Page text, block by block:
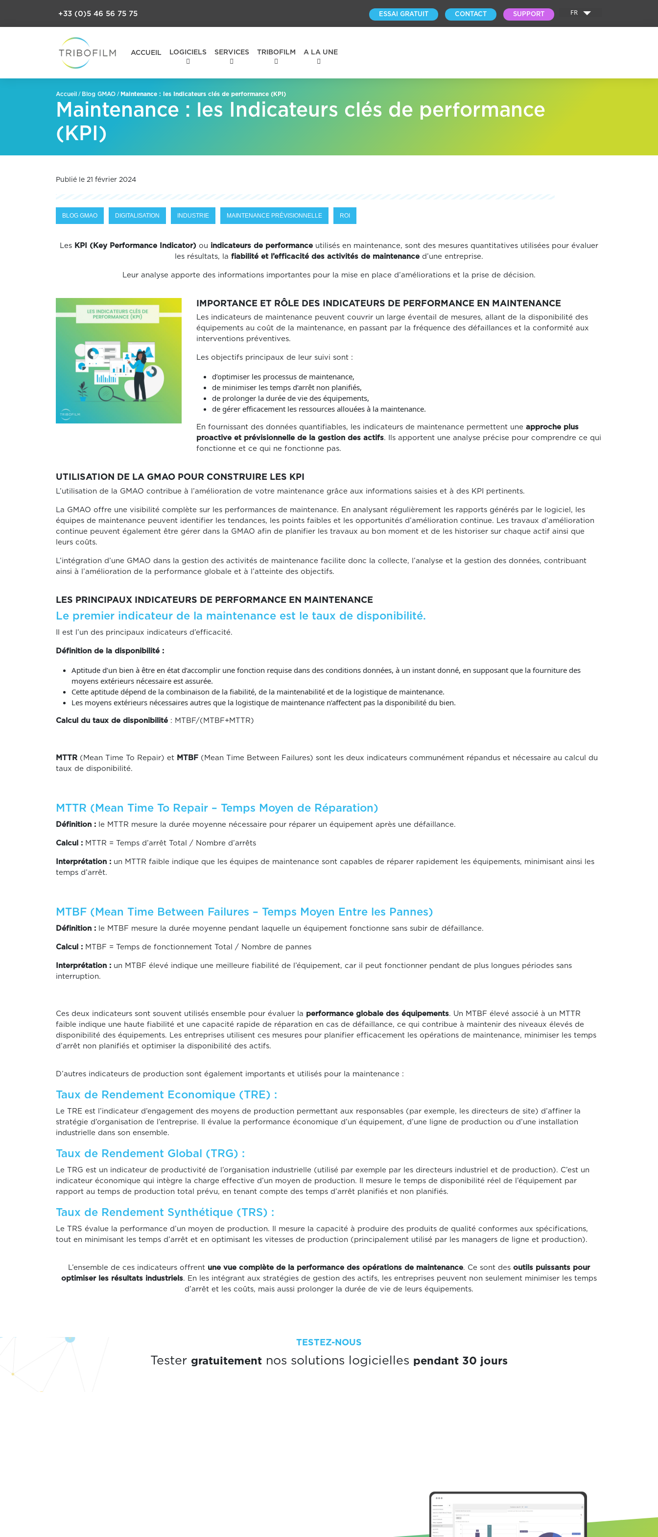
+33 (0)5 46 56 75 75 ESSAI GRATUIT CONTACT SUPPORT FR
ACCUEIL LOGICIELS SERVICES TRIBOFILM A LA UNE
Accueil / Blog GMAO / Maintenance : les Indicateurs clés de performance (KPI)
Maintenance : les Indicateurs clés de performance
(KPI)
Publié le 21 février 2024
BLOG GMAO DIGITALISATION INDUSTRIE MAINTENANCE PRÉVISIONNELLE ROI
Les KPI (Key Performance Indicator) ou indicateurs de performance utilisés en maintenance, sont des mesures quantitatives utilisées pour évaluer
les résultats, la fiabilité et l’efficacité des activités de maintenance d’une entreprise.
Leur analyse apporte des informations importantes pour la mise en place d’améliorations et la prise de décision.
IMPORTANCE ET RÔLE DES INDICATEURS DE PERFORMANCE EN MAINTENANCE
Les indicateurs de maintenance peuvent couvrir un large éventail de mesures, allant de la disponibilité des
équipements au coût de la maintenance, en passant par la fréquence des défaillances et la conformité aux
interventions préventives.
Les objectifs principaux de leur suivi sont :
d’optimiser les processus de maintenance,
de minimiser les temps d’arrêt non planifiés,
de prolonger la durée de vie des équipements,
de gérer efficacement les ressources allouées à la maintenance.
En fournissant des données quantifiables, les indicateurs de maintenance permettent une approche plus
proactive et prévisionnelle de la gestion des actifs. Ils apportent une analyse précise pour comprendre ce qui
fonctionne et ce qui ne fonctionne pas.
UTILISATION DE LA GMAO POUR CONSTRUIRE LES KPI
L’utilisation de la GMAO contribue à l’amélioration de votre maintenance grâce aux informations saisies et à des KPI pertinents.
La GMAO offre une visibilité complète sur les performances de maintenance. En analysant régulièrement les rapports générés par le logiciel, les
équipes de maintenance peuvent identifier les tendances, les points faibles et les opportunités d’amélioration continue. Les travaux d’amélioration
continue peuvent également être gérer dans la GMAO afin de planifier les travaux au bon moment et de les historiser sur chaque actif ainsi que
leurs coûts.
L’intégration d’une GMAO dans la gestion des activités de maintenance facilite donc la collecte, l’analyse et la gestion des données, contribuant
ainsi à l’amélioration de la performance globale et à l’atteinte des objectifs.
LES PRINCIPAUX INDICATEURS DE PERFORMANCE EN MAINTENANCE
Le premier indicateur de la maintenance est le taux de disponibilité.
Il est l’un des principaux indicateurs d’efficacité.
Définition de la disponibilité :
Aptitude d’un bien à être en état d’accomplir une fonction requise dans des conditions données, à un instant donné, en supposant que la fourniture des
moyens extérieurs nécessaire est assurée.
Cette aptitude dépend de la combinaison de la fiabilité, de la maintenabilité et de la logistique de maintenance.
Les moyens extérieurs nécessaires autres que la logistique de maintenance n’affectent pas la disponibilité du bien.
Calcul du taux de disponibilité : MTBF/(MTBF+MTTR)
MTTR (Mean Time To Repair) et MTBF (Mean Time Between Failures) sont les deux indicateurs communément répandus et nécessaire au calcul du
taux de disponibilité.
MTTR (Mean Time To Repair – Temps Moyen de Réparation)
Définition : le MTTR mesure la durée moyenne nécessaire pour réparer un équipement après une défaillance.
Calcul : MTTR = Temps d’arrêt Total / Nombre d’arrêts
Interprétation : un MTTR faible indique que les équipes de maintenance sont capables de réparer rapidement les équipements, minimisant ainsi les
temps d’arrêt.
MTBF (Mean Time Between Failures – Temps Moyen Entre les Pannes)
Définition : le MTBF mesure la durée moyenne pendant laquelle un équipement fonctionne sans subir de défaillance.
Calcul : MTBF = Temps de fonctionnement Total / Nombre de pannes
Interprétation : un MTBF élevé indique une meilleure fiabilité de l’équipement, car il peut fonctionner pendant de plus longues périodes sans
interruption.
Ces deux indicateurs sont souvent utilisés ensemble pour évaluer la performance globale des équipements. Un MTBF élevé associé à un MTTR
faible indique une haute fiabilité et une capacité rapide de réparation en cas de défaillance, ce qui contribue à maintenir des niveaux élevés de
disponibilité des équipements. Les entreprises utilisent ces mesures pour planifier efficacement les opérations de maintenance, minimiser les temps
d’arrêt non planifiés et optimiser la disponibilité des actifs.
D’autres indicateurs de production sont également importants et utilisés pour la maintenance :
Taux de Rendement Economique (TRE) :
Le TRE est l’indicateur d’engagement des moyens de production permettant aux responsables (par exemple, les directeurs de site) d’affiner la
stratégie d’organisation de l’entreprise. Il évalue la performance économique d’un équipement, d’une ligne de production ou d’une installation
industrielle dans son ensemble.
Taux de Rendement Global (TRG) :
Le TRG est un indicateur de productivité de l’organisation industrielle (utilisé par exemple par les directeurs industriel et de production). C’est un
indicateur économique qui intègre la charge effective d’un moyen de production. Il mesure le temps de disponibilité réel de l’équipement par
rapport au temps de production total prévu, en tenant compte des temps d’arrêt planifiés et non planifiés.
Taux de Rendement Synthétique (TRS) :
Le TRS évalue la performance d’un moyen de production. Il mesure la capacité à produire des produits de qualité conformes aux spécifications,
tout en minimisant les temps d’arrêt et en optimisant les vitesses de production (principalement utilisé par les managers de ligne et production).
L’ensemble de ces indicateurs offrent une vue complète de la performance des opérations de maintenance. Ce sont des outils puissants pour
optimiser les résultats industriels. En les intégrant aux stratégies de gestion des actifs, les entreprises peuvent non seulement minimiser les temps
d’arrêt et les coûts, mais aussi prolonger la durée de vie de leurs équipements.
TESTEZ-NOUS
Tester gratuitement nos solutions logicielles pendant 30 jours